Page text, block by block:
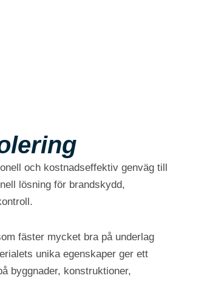
och kostnadseffektiv genväg till
lösning för brandskydd,
fäster mycket bra på underlag
unika egenskaper ger ett
byggnader, konstruktioner,